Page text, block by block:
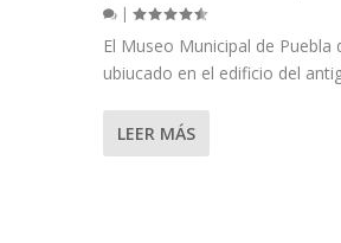
|
El Museo Municipal de Puebla
ubiucado en el edificio del
LEER MÁS